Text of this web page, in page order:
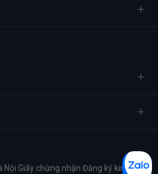
Nội Giấy chứng nhận Đăng ký kinh